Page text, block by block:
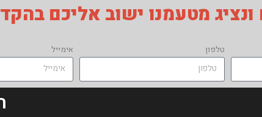
מטעמנו ישוב אליכם
טלפון אימייל